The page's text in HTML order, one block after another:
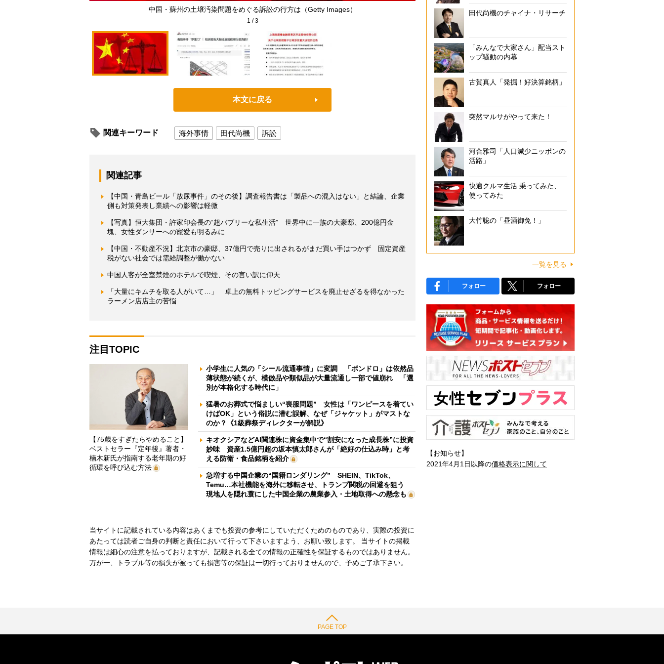
中国・蘇州の土壌汚染問題をめぐる訴訟の行方は（Getty Images） 中国メディアは「毒地事件“羅生門”！」と報じている（新浪財
1 /3
本文に戻る
関連キーワード 海外事情 田代尚機 訴訟
関連記事
【中国・青島ビール「放尿事件」のその後】調査報告書は「製品への混入はない」と結論、企業
側も対策発表し業績への影響は軽微
【写真】恒大集団・許家印会長の“超バブリーな私生活” 世界中に一族の大豪邸、200億円金
塊、女性ダンサーへの寵愛も明るみに
【中国・不動産不況】北京市の豪邸、37億円で売りに出されるがまだ買い手はつかず 固定資産
税がない社会では需給調整が働かない
中国人客が全室禁煙のホテルで喫煙、その言い訳に仰天
「大量にキムチを取る人がいて…」 卓上の無料トッピングサービスを廃止せざるを得なかった
ラーメン店店主の苦悩
注目TOPIC
【75歳をすぎたらやめること】
ベストセラー『定年後』著者・
楠木新氏が指南する老年期の好
循環を呼び込む方法
小学生に人気の「シール流通事情」に変調 「ボンドロ」は依然品
薄状態が続くが、模倣品や類似品が大量流通し一部で値崩れ 「選
別が本格化する時代に」
猛暑のお葬式で悩ましい“喪服問題” 女性は「ワンピースを着てい
けばOK」という俗説に潜む誤解、なぜ「ジャケット」がマストな
のか？《1級葬祭ディレクターが解説》
キオクシアなどAI関連株に資金集中で“割安になった成長株”に投資
妙味 資産1.5億円超の坂本慎太郎さんが「絶好の仕込み時」と考
える防衛・食品銘柄を紹介
急増する中国企業の“国籍ロンダリング” SHEIN、TikTok、
Temu…本社機能を海外に移転させ、トランプ関税の回避を狙う
現地人を隠れ蓑にした中国企業の農業参入・土地取得への懸念も
当サイトに記載されている内容はあくまでも投資の参考にしていただくためのものであり、実際の投資に
あたっては読者ご自身の判断と責任において行って下さいますよう、お願い致します。 当サイトの掲載
情報は細心の注意を払っておりますが、記載される全ての情報の正確性を保証するものではありません。
万が一、トラブル等の損失が被っても損害等の保証は一切行っておりませんので、予めご了承下さい。
田代尚機のチャイナ・リサーチ
「みんなで大家さん」配当スト
ップ騒動の内幕
古賀真人「発掘！好決算銘柄」
突然マルサがやって来た！
河合雅司「人口減少ニッポンの
活路」
快適クルマ生活 乗ってみた、
使ってみた
大竹聡の「昼酒御免！」
一覧を見る
フォロー フォロー
【お知らせ】
2021年4月1日以降の価格表示に関して
PAGE TOP